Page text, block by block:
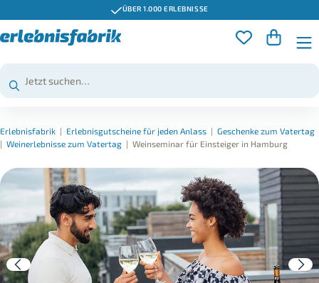
ÜBER 1.000 ERLEBNISSE
Erlebnisfabrik | Erlebnisgutscheine für jeden Anlass | Geschenke zum Vatertag
| Weinerlebnisse zum Vatertag | Weinseminar für Einsteiger in Hamburg